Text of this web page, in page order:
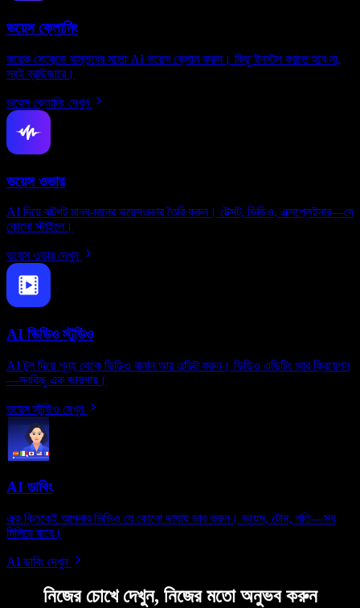
ভয়েস ক্লোনিং
কয়েক সেকেন্ডে বাস্তবের মতো AI ভয়েস ক্লোন করুন। কিছু ইনস্টল করতে হবে না,
সবই ব্রাউজারে।
ভয়েস ক্লোনিং দেখুন
ভয়েস ওভার
AI দিয়ে ঝটপট মানব-মানের ভয়েসওভার তৈরি করুন। টেক্সট, ভিডিও, এক্সপ্লেইনার—যে
কোনো স্টাইলে।
ভয়েস ওভার দেখুন
AI ভিডিও স্টুডিও
AI টুল দিয়ে শূন্য থেকে ভিডিও বানান আর এডিট করুন। ভিডিও এডিটিং আর ক্রিয়েশন
—সবকিছু এক জায়গায়।
ভয়েস স্টুডিও দেখুন
AI ডাবিং
এক ক্লিকেই আপনার ভিডিও যে কোনো ভাষায় ডাব করুন। ভয়েস, টোন, গতি—সব
মিলিয়ে যাবে।
AI ডাবিং দেখুন
নিজের চোখে দেখুন, নিজের মতো অনুভব করুন